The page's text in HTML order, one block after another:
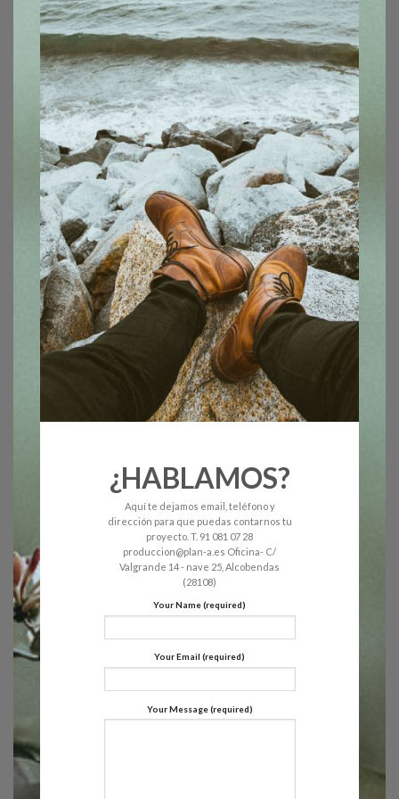
¿HABLAMOS?
Aquí te dejamos email, teléfono y
dirección para que puedas contarnos tu
proyecto. T. 91 081 07 28
produccion@plan-a.es Oficina- C/
Valgrande 14 - nave 25, Alcobendas
(28108)
Your Name (required)
Your Email (required)
Your Message (required)